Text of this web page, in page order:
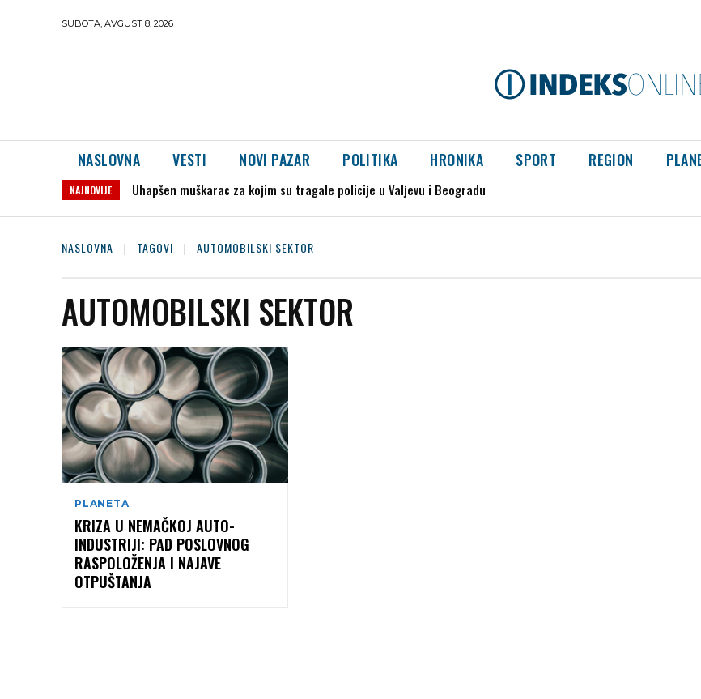
SUBOTA, AVGUST 8, 2026
NASLOVNA VESTI NOVI PAZAR POLITIKA HRONIKA SPORT REGION
NAJNOVIJE Uhapšen muškarac za kojim su tragale policije u Valjevu i Beogradu
NASLOVNA TAGOVI AUTOMOBILSKI SEKTOR
AUTOMOBILSKI SEKTOR
PLANETA
KRIZA U NEMAČKOJ AUTO-
INDUSTRIJI: PAD POSLOVNOG
RASPOLOŽENJA I NAJAVE
OTPUŠTANJA